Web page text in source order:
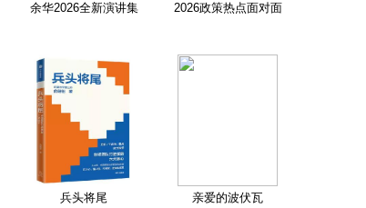
余华2026全新演讲集 2026政策热点面对面
兵头将尾 亲爱的波伏瓦